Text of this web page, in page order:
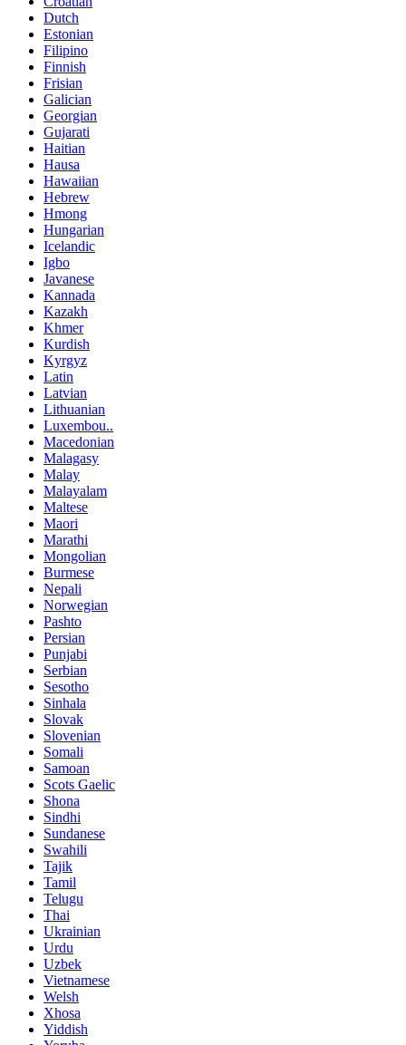
Dutch
Estonian
Filipino
Finnish
Frisian
Galician
Georgian
Gujarati
Haitian
Hausa
Hawaiian
Hebrew
Hmong
Hungarian
Icelandic
Igbo
Javanese
Kannada
Kazakh
Khmer
Kurdish
Kyrgyz
Latin
Latvian
Lithuanian
Luxembou..
Macedonian
Malagasy
Malay
Malayalam
Maltese
Maori
Marathi
Mongolian
Burmese
Nepali
Norwegian
Pashto
Persian
Punjabi
Serbian
Sesotho
Sinhala
Slovak
Slovenian
Somali
Samoan
Scots Gaelic
Shona
Sindhi
Sundanese
Swahili
Tajik
Tamil
Telugu
Thai
Ukrainian
Urdu
Uzbek
Vietnamese
Welsh
Xhosa
Yiddish